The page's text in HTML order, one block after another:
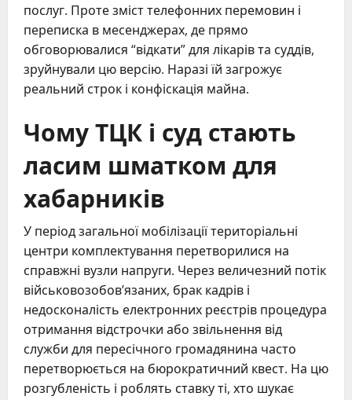
послуг. Проте зміст телефонних перемовин і
переписка в месенджерах, де прямо
обговорювалися “відкати” для лікарів та суддів,
зруйнували цю версію. Наразі їй загрожує
реальний строк і конфіскація майна.
Чому ТЦК і суд стають
ласим шматком для
хабарників
У період загальної мобілізації територіальні
центри комплектування перетворилися на
справжні вузли напруги. Через величезний потік
військовозобов’язаних, брак кадрів і
недосконалість електронних реєстрів процедура
отримання відстрочки або звільнення від
служби для пересічного громадянина часто
перетворюється на бюрократичний квест. На цю
розгубленість і роблять ставку ті, хто шукає